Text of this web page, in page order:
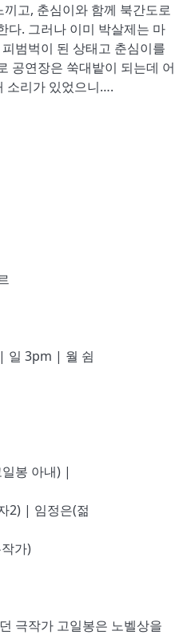
끼고, 춘심이와 함께 북간도로
다. 그러나 이미 박살제는 마
범벅이 된 상태고 춘심이를
공연장은 쑥대밭이 되는데 어
소리가 있었으니….
일 3pm | 월 쉼
봉 아내) |
2) | 임정은(젊
가)
극작가 고일봉은 노벨상을